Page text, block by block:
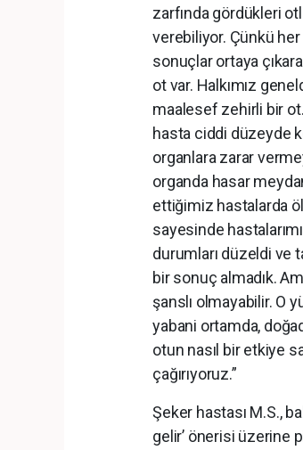
zarfında gördükleri
verebiliyor. Çünkü her
sonuçlar ortaya
ot var. Halkımız
maalesef zehirli bir
hasta ciddi düzeyde
organlara zarar
organda hasar
ettiğimiz hastalarda
sayesinde
durumları düzeldi ve
bir sonuç almadık.
şanslı olmayabilir. O
yabani ortamda,
otun nasıl bir etkiye
çağırıyoruz.”
Şeker hastası M.S.,
gelir’ önerisi üzerine